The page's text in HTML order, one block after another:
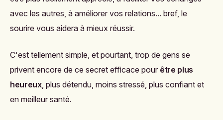
avec les autres, à améliorer vos relations... bref, le
sourire vous aidera à mieux réussir.
C'est tellement simple, et pourtant, trop de gens se
privent encore de ce secret efficace pour être plus
heureux, plus détendu, moins stressé, plus confiant et
en meilleur santé.